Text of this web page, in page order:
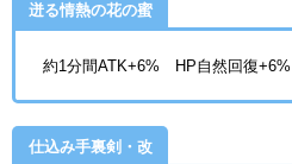
迸る情熱の花の蜜
約1分間ATK+6% HP自然回復+6%
仕込み手裏剣・改